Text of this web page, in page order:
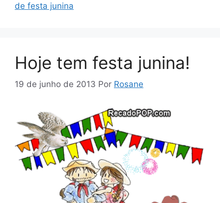
de festa junina
Hoje tem festa junina!
19 de junho de 2013 Por Rosane